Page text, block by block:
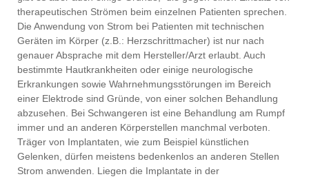
therapeutischen Strömen beim einzelnen Patienten sprechen.
Die Anwendung von Strom bei Patienten mit technischen
Geräten im Körper (z.B.: Herzschrittmacher) ist nur nach
genauer Absprache mit dem Hersteller/Arzt erlaubt. Auch
bestimmte Hautkrankheiten oder einige neurologische
Erkrankungen sowie Wahrnehmungsstörungen im Bereich
einer Elektrode sind Gründe, von einer solchen Behandlung
abzusehen. Bei Schwangeren ist eine Behandlung am Rumpf
immer und an anderen Körperstellen manchmal verboten.
Träger von Implantaten, wie zum Beispiel künstlichen
Gelenken, dürfen meistens bedenkenlos an anderen Stellen
Strom anwenden. Liegen die Implantate in der